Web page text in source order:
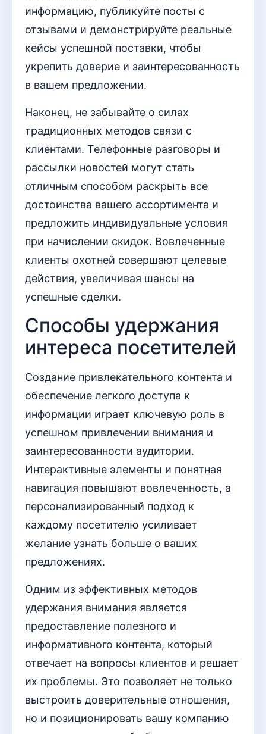
информацию, публикуйте посты с
отзывами и демонстрируйте реальные
кейсы успешной поставки, чтобы
укрепить доверие и заинтересованность
в вашем предложении.
Наконец, не забывайте о силах
традиционных методов связи с
клиентами. Телефонные разговоры и
рассылки новостей могут стать
отличным способом раскрыть все
достоинства вашего ассортимента и
предложить индивидуальные условия
при начислении скидок. Вовлеченные
клиенты охотней совершают целевые
действия, увеличивая шансы на
успешные сделки.
Способы удержания
интереса посетителей
Создание привлекательного контента и
обеспечение легкого доступа к
информации играет ключевую роль в
успешном привлечении внимания и
заинтересованности аудитории.
Интерактивные элементы и понятная
навигация повышают вовлеченность, а
персонализированный подход к
каждому посетителю усиливает
желание узнать больше о ваших
предложениях.
Одним из эффективных методов
удержания внимания является
предоставление полезного и
информативного контента, который
отвечает на вопросы клиентов и решает
их проблемы. Это позволяет не только
выстроить доверительные отношения,
но и позиционировать вашу компанию